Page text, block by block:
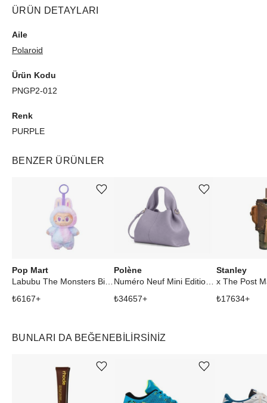
ÜRÜN DETAYLARI
Aile
Polaroid
Ürün Kodu
PNGP2-012
Renk
PURPLE
BENZER ÜRÜNLER
Pop Mart
₺6167+
Ürünü istek listesine ekle veya listeden çıkar
Polène
₺34657+
Ürünü istek listesine ekle veya listeden çıkar
Stanley
₺17634+
BUNLARI DA BEĞENEBILIRSINIZ
Ürünü istek listesine ekle veya listeden çıkar Ürünü istek listesine ekle veya listeden çıkar